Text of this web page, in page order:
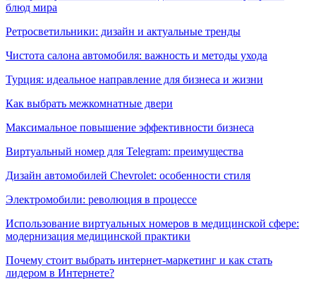
блюд мира
Ретросветильники: дизайн и актуальные тренды
Чистота салона автомобиля: важность и методы ухода
Турция: идеальное направление для бизнеса и жизни
Как выбрать межкомнатные двери
Максимальное повышение эффективности бизнеса
Виртуальный номер для Telegram: преимущества
Дизайн автомобилей Chevrolet: особенности стиля
Электромобили: революция в процессе
Использование виртуальных номеров в медицинской сфере:
модернизация медицинской практики
Почему стоит выбрать интернет-маркетинг и как стать
лидером в Интернете?